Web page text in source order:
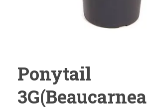
Ponytail
3G(Beaucarnea